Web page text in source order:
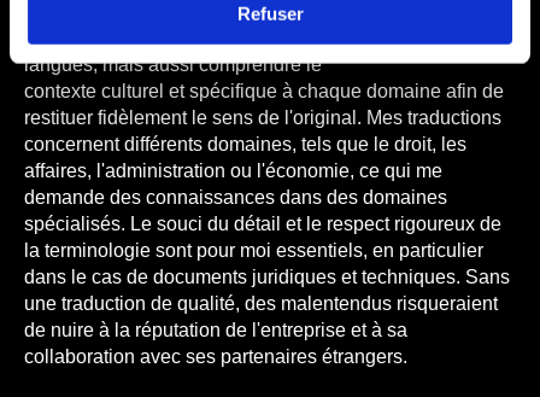
Refuser
français et inversement. Je dois non
seulement très bien connaître les deux
langues, mais aussi comprendre le
contexte culturel et spécifique à chaque domaine afin de
restituer fidèlement le sens de l'original. Mes traductions
concernent différents domaines, tels que le droit, les
affaires, l'administration ou l'économie, ce qui me
demande des connaissances dans des domaines
spécialisés. Le souci du détail et le respect rigoureux de
la terminologie sont pour moi essentiels, en particulier
dans le cas de documents juridiques et techniques. Sans
une traduction de qualité, des malentendus risqueraient
de nuire à la réputation de l'entreprise et à sa
collaboration avec ses partenaires étrangers.